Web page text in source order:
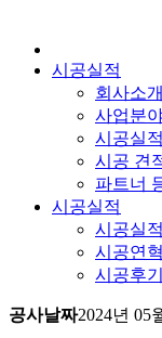
시공실적
회사소개
사업분
시공실적
시공 견
파트너
시공실적
시공실적
시공연혁
시공후기
공사날짜2024년 05